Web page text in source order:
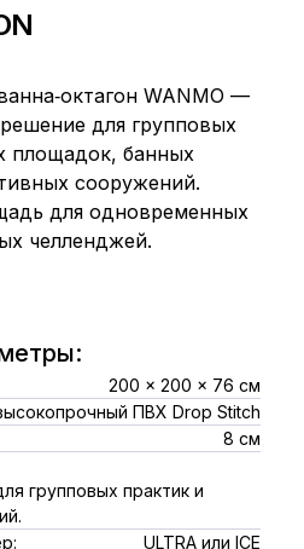
200 × 200 × 76 см
ПВХ Drop Stitch
8 см
групповых практик и
ULTRA или ICE
WANMO —
для групповых
площадок, банных
сооружений.
для одновременных
челленджей.